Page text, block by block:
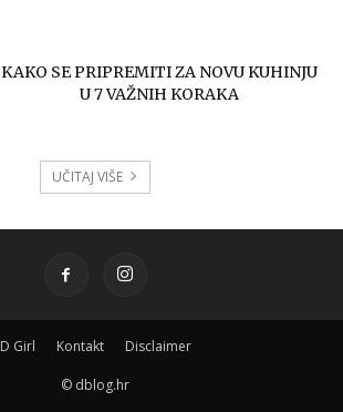
KAKO SE PRIPREMITI ZA NOVU KUHINJU
U 7 VAŽNIH KORAKA
UČITAJ VIŠE
D Girl Kontakt Disclaimer
© dblog.hr